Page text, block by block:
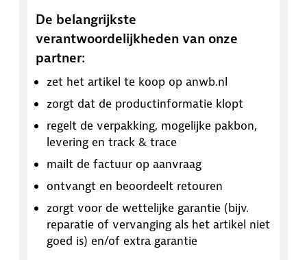
De belangrijkste
verantwoordelijkheden van onze
partner:
zet het artikel te koop op anwb.nl
zorgt dat de productinformatie klopt
regelt de verpakking, mogelijke pakbon,
levering en track & trace
mailt de factuur op aanvraag
ontvangt en beoordeelt retouren
zorgt voor de wettelijke garantie (bijv.
reparatie of vervanging als het artikel niet
goed is) en/of extra garantie